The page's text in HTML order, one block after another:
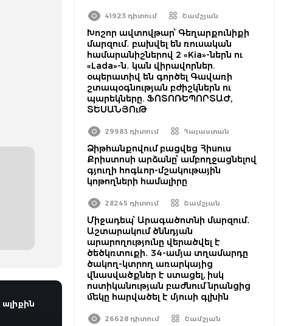
ալիքին
41923 դիտում Շամշյան
Խոշոր ավտովթար՝ Գեղարքունիքի
մարզում․ բախվել են ռուսական
համարանիշներով 2 «Kia»-ներն ու
«Lada»-ն․ կան վիրավորներ.
օպերատիվ են գործել Գավառի
շտապօգնության բժիշկներն ու
պարեկները. ՖՈՏՈՌԵՊՈՐՏԱԺ,
ՏԵՍԱՆՅՈւԹ
29983 դիտում Հայաստան
Ձիթհանքովում բացվեց Հիսուս
Քրիստոսի արձանը՝ ամբողջացնելով
գյուղի հոգևոր-մշակութային
կոթողների համալիրը
28245 դիտում Շամշյան
Միջադեպ՝ Արագածոտնի մարզում․
Աշտարակում ծննդյան
արարողությունը վերածվել է
ծեծկռտուքի․ 34-ամյա տղամարդը
ծակող-կտրող առարկայից
վնասվածքներ է ստացել, իսկ
ոստիկանության բաժնում նրանցից
մեկը հարվածել է մյուսի գլխին
26628 դիտում Շամշյան